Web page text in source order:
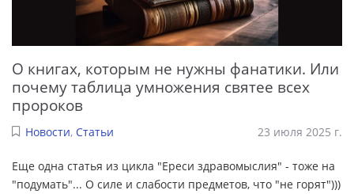
О книгах, которым не нужны фанатики. Или
почему таблица умножения святее всех
пророков
Новости, Статьи 23 июля 2025 г.
Еще одна статья из цикла "Ереси здравомыслия" - тоже на
"подумать"... О силе и слабости предметов, что "не горят")))